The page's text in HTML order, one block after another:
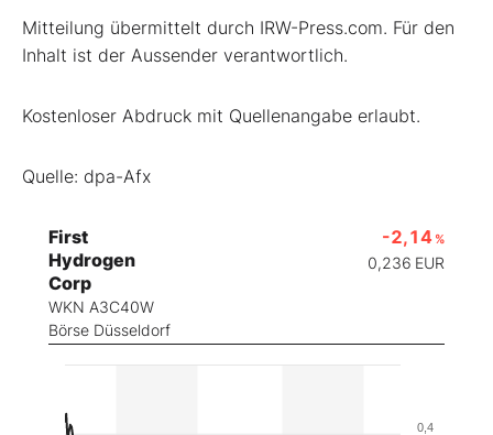
Mitteilung übermittelt durch IRW-Press.com. Für den
Inhalt ist der Aussender verantwortlich.
Kostenloser Abdruck mit Quellenangabe erlaubt.
Quelle: dpa-Afx
First
Hydrogen
Corp
WKN A3C40W
Börse Düsseldorf
-2,14 %
0,236 EUR
0,4